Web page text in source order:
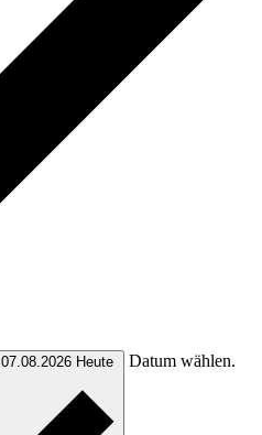
07.08.2026 Heute Datum wählen.